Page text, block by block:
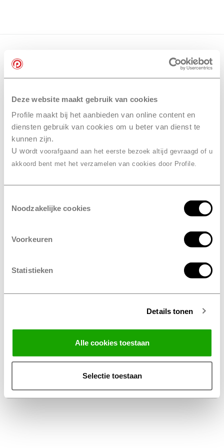
Deze website maakt gebruik van cookies
Profile maakt bij het aanbieden van online content en
diensten gebruik van cookies om u beter van dienst te
kunnen zijn.
U wordt voorafgaand aan het eerste bezoek altijd gevraagd of u
akkoord bent met het verzamelen van cookies door Profile.
Noodzakelijke cookies
Voorkeuren
Statistieken
Details tonen
Alle cookies toestaan
Selectie toestaan
Algemene voorwaarden
Privacy Statement
Disclaimer